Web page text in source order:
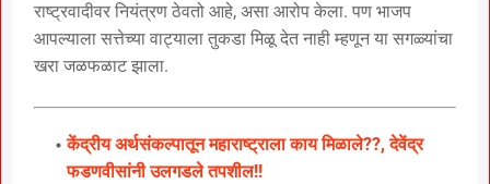
राष्ट्रवादीवर नियंत्रण ठेवतो आहे, असा आरोप केला. पण भाजप
आपल्याला सत्तेच्या वाट्याला तुकडा मिळू देत नाही म्हणून या सगळ्यांचा
खरा जळफळाट झाला.
केंद्रीय अर्थसंकल्पातून महाराष्ट्राला काय मिळाले??, देवेंद्र
फडणवीसांनी उलगडले तपशील!!